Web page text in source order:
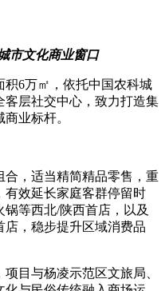
市文化商业窗口
积6万㎡，依托中国农科城
客层社交中心，致力打造集
业标杆。
，适当精简精品零售，重
有效延长家庭客群停留时
等西北/陕西首店，以及
，稳步提升区域消费品
目与杨凌示范区文旅局、